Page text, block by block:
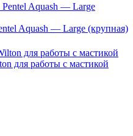
Aquash — Large (крупная)
для работы с мастикой